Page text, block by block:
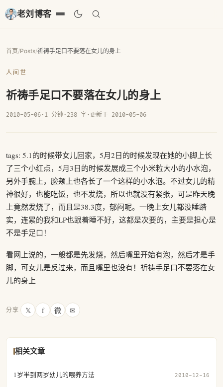
老刘博客
首页/Posts/祈祷手足口不要落在女儿的身上
人间世
祈祷手足口不要落在女儿的身上
2010-05-06· 1 分钟· 238 字 · 更新于 2010-05-06
tags: 5.1的时候带女儿回家，5月2日的时候发现在她的小脚上长
了三个小红点，5月3日的时候发展成三个小米粒大小的小水泡，
另外手腕上，脸颊上也各长了一个这样的小水泡。不过女儿的精
神很好，也能吃饭，也不发烧，所以也就没有紧张，可是昨天晚
上竟然发烧了，而且是38.3度，郁闷呢。一晚上女儿都没睡踏
实，连累的我和LP也跟着睡不好，这都是次要的，主要是担心是
不是手足口！
看网上说的，一般都是先发烧，然后嘴里开始有泡，然后才是手
脚，可女儿是反过来，而且嘴里也没有！祈祷手足口不要落在女
儿的身上
分享 𝕏 f 微 ✉
相关文章
1岁半到两岁幼儿的喂养方法 2010-12-16